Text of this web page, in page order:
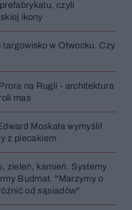
czyli
ikony
w Otwocku. Czy
na Rugii - architektura
mas
Moskała wymyślił
z plecakiem
zieleń, kamień. Systemy
Budmat. "Marzymy o
od sąsiadów"